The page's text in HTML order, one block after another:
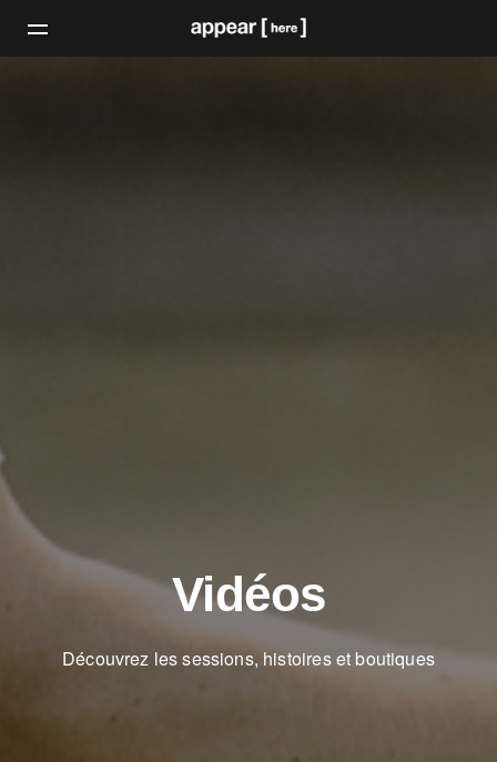
Vidéos
Découvrez les sessions, histoires et boutiques